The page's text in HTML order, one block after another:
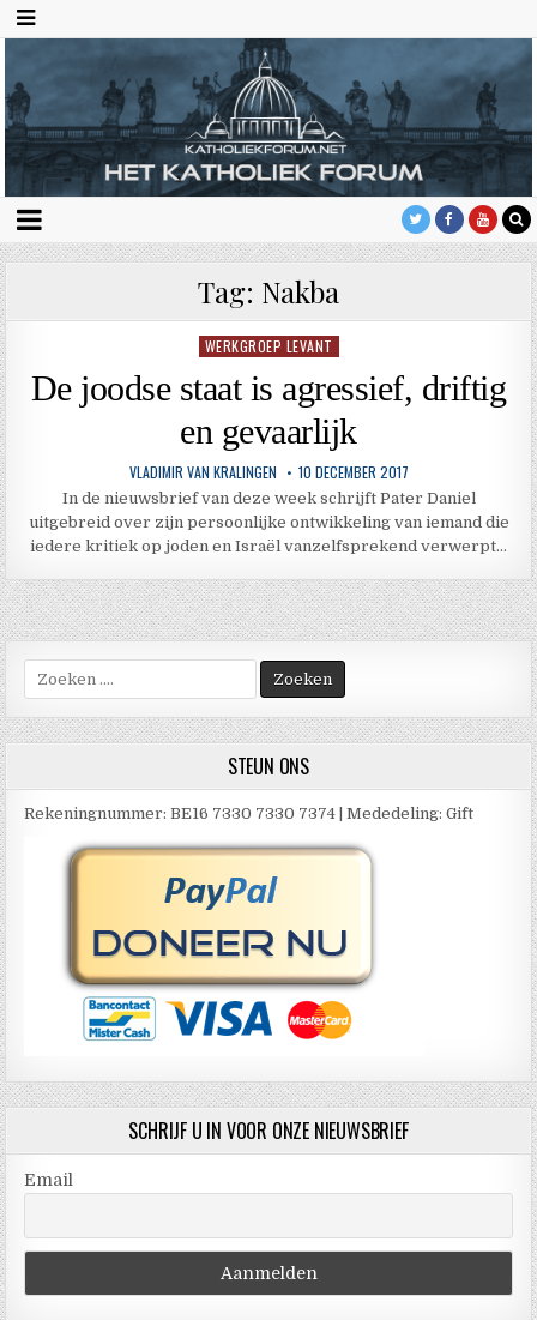
Tag: Nakba
Geplaatst
WERKGROEP LEVANT
De joodse staat is agressief, driftig
en gevaarlijk
VLADIMIR VAN KRALINGEN 10 DECEMBER 2017
In de nieuwsbrief van deze week schrijft Pater Daniel
uitgebreid over zijn persoonlijke ontwikkeling van iemand die
iedere kritiek op joden en Israël vanzelfsprekend verwerpt…
naar:
STEUN ONS
Rekeningnummer: BE16 7330 7330 7374 | Mededeling: Gift
SCHRIJF U IN VOOR ONZE NIEUWSBRIEF
Email